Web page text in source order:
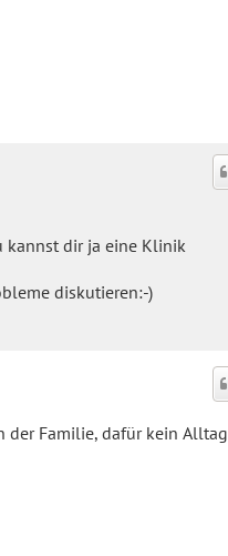
kannst dir ja eine Klinik
diskutieren:-)
der Familie, dafür kein Alltag